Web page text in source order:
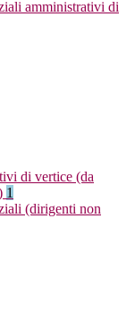
amministrativi di
di vertice (da
1
(dirigenti non